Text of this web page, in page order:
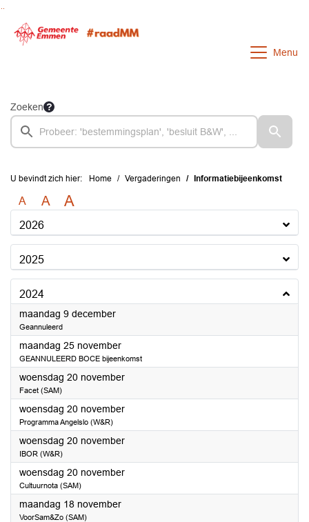
Menu
Zoeken
U bevindt zich hier: Home Vergaderingen Informatiebijeenkomst
A A A
2026
2025
2024
maandag 9 december2024
Geannuleerd
maandag 25 november2024
GEANNULEERD BOCE bijeenkomst
woensdag 20 november2024
Facet (SAM)
woensdag 20 november2024
Programma Angelslo (W&R)
woensdag 20 november2024
IBOR (W&R)
woensdag 20 november2024
Cultuurnota (SAM)
maandag 18 november2024
VoorSam&Zo (SAM)